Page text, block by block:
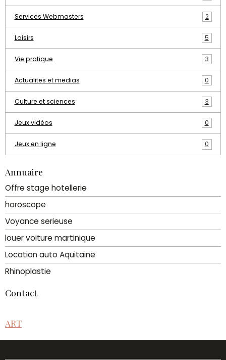
Services Webmasters 2
Loisirs 5
Vie pratique 3
Actualites et medias 0
Culture et sciences 3
Jeux vidéos 0
Jeux en ligne 0
Annuaire
Offre stage hotellerie
horoscope
Voyance serieuse
louer voiture martinique
Location auto Aquitaine
Rhinoplastie
Contact
ART